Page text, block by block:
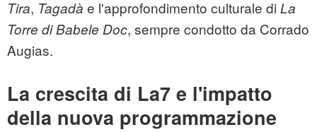
Tira, Tagadà e l'approfondimento culturale di La
Torre di Babele Doc, sempre condotto da Corrado
Augias.
La crescita di La7 e l'impatto
della nuova programmazione